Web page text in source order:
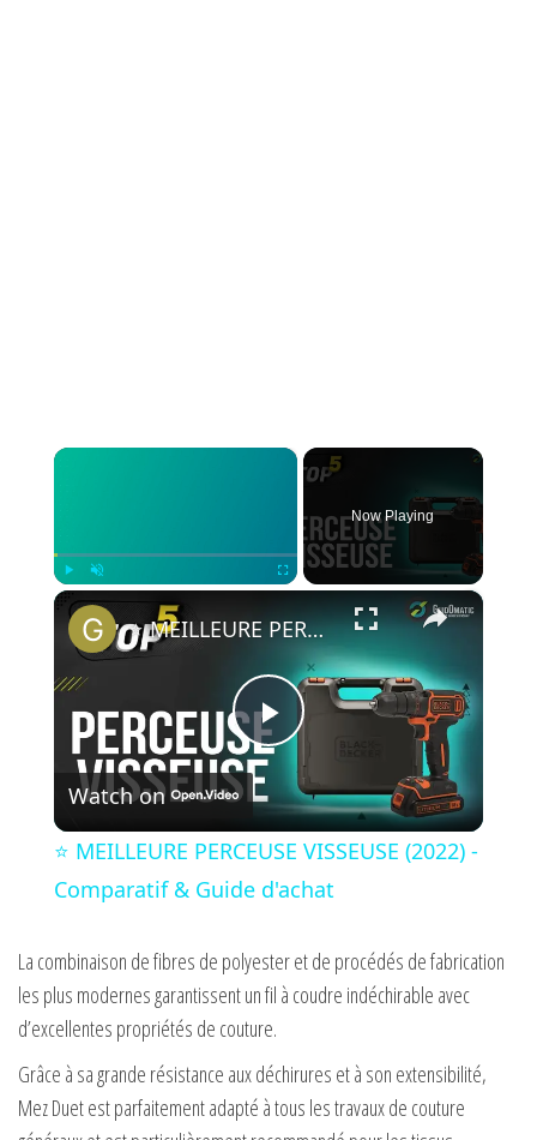
×
Now Playing
×
P
l
a
y
V
i
⭐️ MEILLEURE PERCEUSE VISSEUSE (2022) - Comparatif & Guide d'achat
Watch on
⭐️ MEILLEURE PERCEUSE VISSEUSE (2022) -
Comparatif & Guide d'achat
La combinaison de fibres de polyester et de procédés de fabrication
les plus modernes garantissent un fil à coudre indéchirable avec
d’excellentes propriétés de couture.
Grâce à sa grande résistance aux déchirures et à son extensibilité,
Mez Duet est parfaitement adapté à tous les travaux de couture